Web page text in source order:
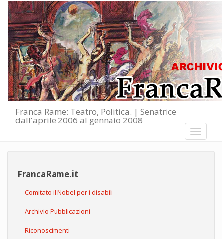
Salta al contenuto principale
Franca Rame: Teatro, Politica. | Senatrice
dall'aprile 2006 al gennaio 2008
Toggle
FrancaRame.it
Comitato il Nobel per i disabili
Archivio Pubblicazioni
Riconoscimenti